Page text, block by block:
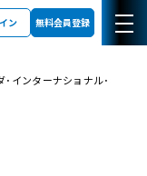
ン 無料会員登録
･インターナショナル･